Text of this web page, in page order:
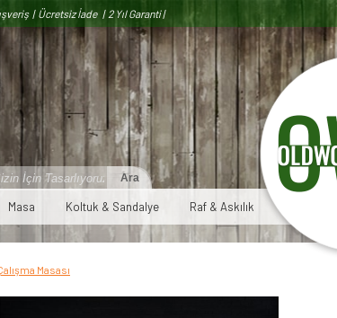
| Ücretsiz İade | 2 Yıl Garanti |
Masa Koltuk & Sandalye Raf & Askılık
Masası